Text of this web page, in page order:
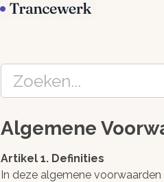
Algemene
Artikel 1. Definities
In deze algemene